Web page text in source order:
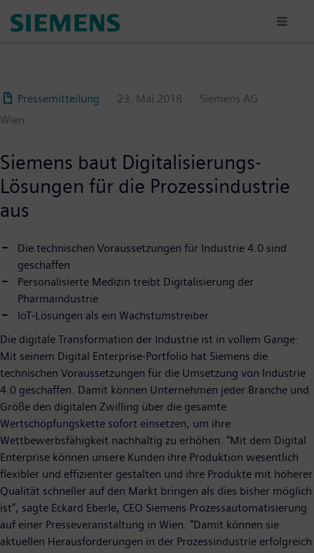
para
Pressemitteilung
23. Mai 2018
Siemens AG
Wien
Siemens baut Digitalisierungs-
Lösungen für die Prozessindustrie
aus
Die technischen Voraussetzungen für Industrie 4.0 sind
geschaffen
Personalisierte Medizin treibt Digitalisierung der
Pharmaindustrie
IoT-Lösungen als ein Wachstumstreiber
Die digitale Transformation der Industrie ist in vollem Gange:
Mit seinem Digital Enterprise-Portfolio hat Siemens die
technischen Voraussetzungen für die Umsetzung von Industrie
4.0 geschaffen. Damit können Unternehmen jeder Branche und
Größe den digitalen Zwilling über die gesamte
Wertschöpfungskette sofort einsetzen, um ihre
Wettbewerbsfähigkeit nachhaltig zu erhöhen. "Mit dem Digital
Enterprise können unsere Kunden ihre Produktion wesentlich
flexibler und effizienter gestalten und ihre Produkte mit höherer
Qualität schneller auf den Markt bringen als dies bisher möglich
ist", sagte Eckard Eberle, CEO Siemens Prozessautomatisierung
auf einer Presseveranstaltung in Wien. "Damit können sie
aktuellen Herausforderungen in der Prozessindustrie erfolgreich